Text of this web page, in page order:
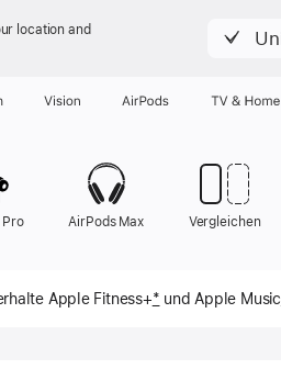
location and
Vision AirPods TV & Home
Pro AirPods Max Vergleichen
Apple Fitness+* und Apple Music